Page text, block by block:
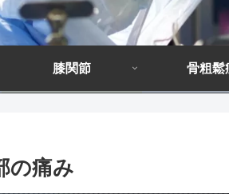
膝関節 骨粗鬆
の痛み